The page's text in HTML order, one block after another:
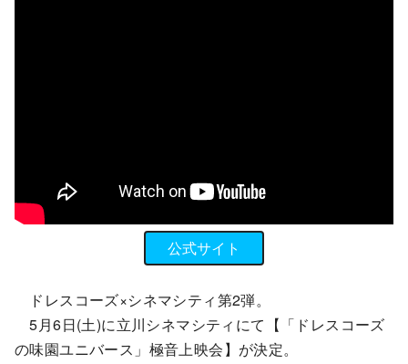
公式サイト
ドレスコーズ×シネマシティ第2弾。
5月6日(土)に立川シネマシティにて【「ドレスコーズ
の味園ユニバース」極音上映会】が決定。